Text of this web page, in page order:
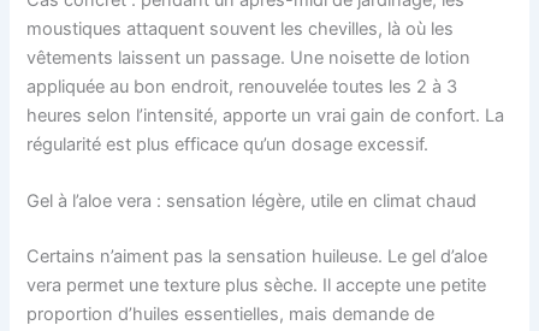
moustiques attaquent souvent les chevilles, là où les
vêtements laissent un passage. Une noisette de lotion
appliquée au bon endroit, renouvelée toutes les 2 à 3
heures selon l’intensité, apporte un vrai gain de confort. La
régularité est plus efficace qu’un dosage excessif.
Gel à l’aloe vera : sensation légère, utile en climat chaud
Certains n’aiment pas la sensation huileuse. Le gel d’aloe
vera permet une texture plus sèche. Il accepte une petite
proportion d’huiles essentielles, mais demande de